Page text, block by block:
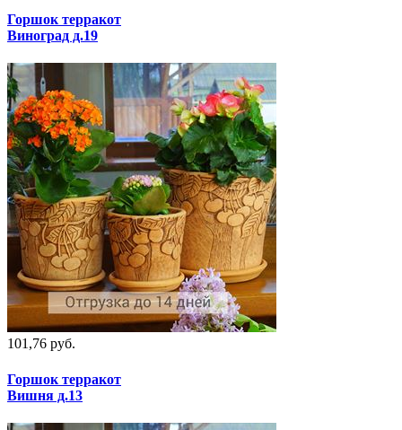
Горшок терракот
Виноград д.19
101,76 руб.
Горшок терракот
Вишня д.13